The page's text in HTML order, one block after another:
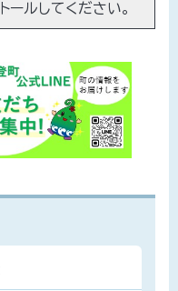
ールしてください。